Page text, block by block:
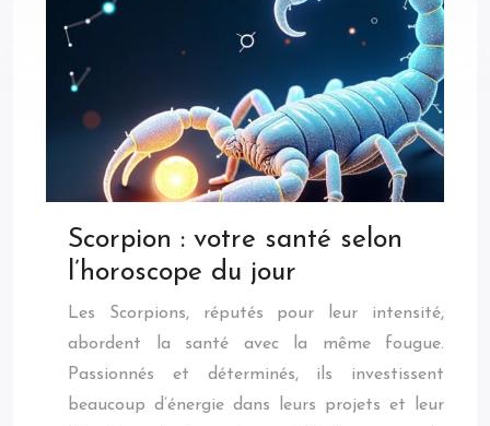
Scorpion : votre santé selon
l’horoscope du jour
Les Scorpions, réputés pour leur intensité,
abordent la santé avec la même fougue.
Passionnés et déterminés, ils investissent
beaucoup d’énergie dans leurs projets et leur